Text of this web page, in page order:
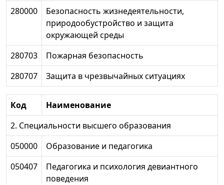
280000
Безопасность жизнедеятельности,
природообустройство и защита
окружающей среды
280703
Пожарная безопасность
280707
Защита в чрезвычайных ситуациях
Код
Наименование
2. Специальности высшего образования
050000
Образование и педагогика
050407
Педагогика и психология девиантного
поведения